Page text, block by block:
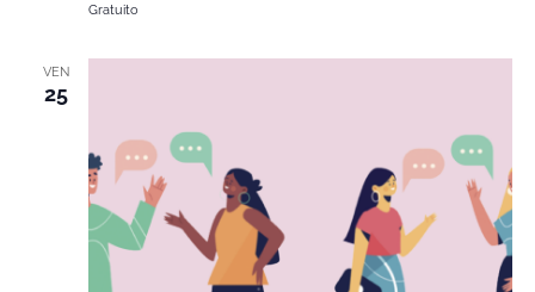
Gratuito
VEN
25